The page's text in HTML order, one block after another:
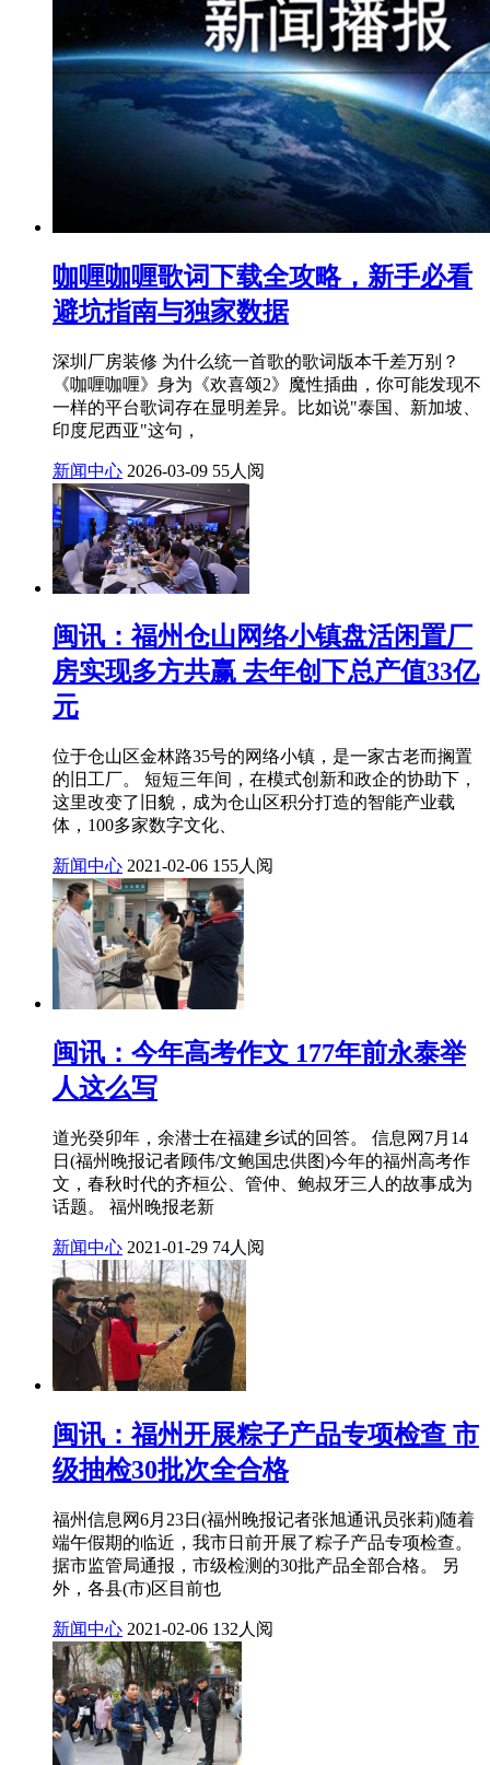
咖喱咖喱歌词下载全攻略，新手必看
避坑指南与独家数据
深圳厂房装修 为什么统一首歌的歌词版本千差万别？
《咖喱咖喱》身为《欢喜颂2》魔性插曲，你可能发现不
一样的平台歌词存在显明差异。比如说"泰国、新加坡、
印度尼西亚"这句，
新闻中心 2026-03-09 55人阅
闽讯：福州仓山网络小镇盘活闲置厂
房实现多方共赢 去年创下总产值33亿
元
位于仓山区金林路35号的网络小镇，是一家古老而搁置
的旧工厂。 短短三年间，在模式创新和政企的协助下，
这里改变了旧貌，成为仓山区积分打造的智能产业载
体，100多家数字文化、
新闻中心 2021-02-06 155人阅
闽讯：今年高考作文 177年前永泰举
人这么写
道光癸卯年，余潜士在福建乡试的回答。 信息网7月14
日(福州晚报记者顾伟/文鲍国忠供图)今年的福州高考作
文，春秋时代的齐桓公、管仲、鲍叔牙三人的故事成为
话题。 福州晚报老新
新闻中心 2021-01-29 74人阅
闽讯：福州开展粽子产品专项检查 市
级抽检30批次全合格
福州信息网6月23日(福州晚报记者张旭通讯员张莉)随着
端午假期的临近，我市日前开展了粽子产品专项检查。
据市监管局通报，市级检测的30批产品全部合格。 另
外，各县(市)区目前也
新闻中心 2021-02-06 132人阅